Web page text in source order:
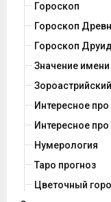
Гороскоп
Гороскоп
Гороскоп
Значение имени
Интересное
Интересное про
Нумерология
Таро прогноз
Цветочный